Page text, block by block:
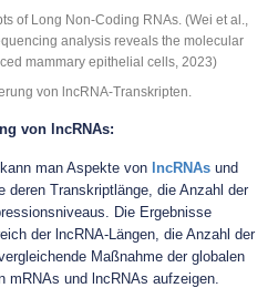
von lncRNA-Transkripten.
von lncRNAs:
man Aspekte von lncRNAs und
deren Transkriptlänge, die Anzahl der
Die Ergebnisse
der lncRNA-Längen, die Anzahl der
Maßnahme der globalen
mRNAs und lncRNAs aufzeigen.